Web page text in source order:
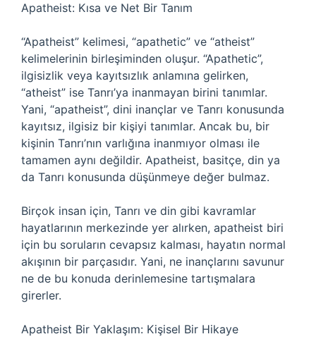
Apatheist: Kısa ve Net Bir Tanım
“Apatheist” kelimesi, “apathetic” ve “atheist”
kelimelerinin birleşiminden oluşur. “Apathetic”,
ilgisizlik veya kayıtsızlık anlamına gelirken,
“atheist” ise Tanrı’ya inanmayan birini tanımlar.
Yani, “apatheist”, dini inançlar ve Tanrı konusunda
kayıtsız, ilgisiz bir kişiyi tanımlar. Ancak bu, bir
kişinin Tanrı’nın varlığına inanmıyor olması ile
tamamen aynı değildir. Apatheist, basitçe, din ya
da Tanrı konusunda düşünmeye değer bulmaz.
Birçok insan için, Tanrı ve din gibi kavramlar
hayatlarının merkezinde yer alırken, apatheist biri
için bu soruların cevapsız kalması, hayatın normal
akışının bir parçasıdır. Yani, ne inançlarını savunur
ne de bu konuda derinlemesine tartışmalara
girerler.
Apatheist Bir Yaklaşım: Kişisel Bir Hikaye